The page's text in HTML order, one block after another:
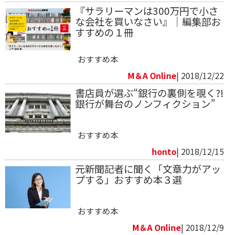
『サラリーマンは300万円で小さ
な会社を買いなさい』｜編集部お
すすめの１冊
おすすめ本
M＆A Online| 2018/12/22
書店員が選ぶ“銀行の裏側を覗く?!
銀行が舞台のノンフィクション”
おすすめ本
honto| 2018/12/15
元新聞記者に聞く「文章力がアッ
プする」おすすめ本３選
おすすめ本
M＆A Online| 2018/12/9